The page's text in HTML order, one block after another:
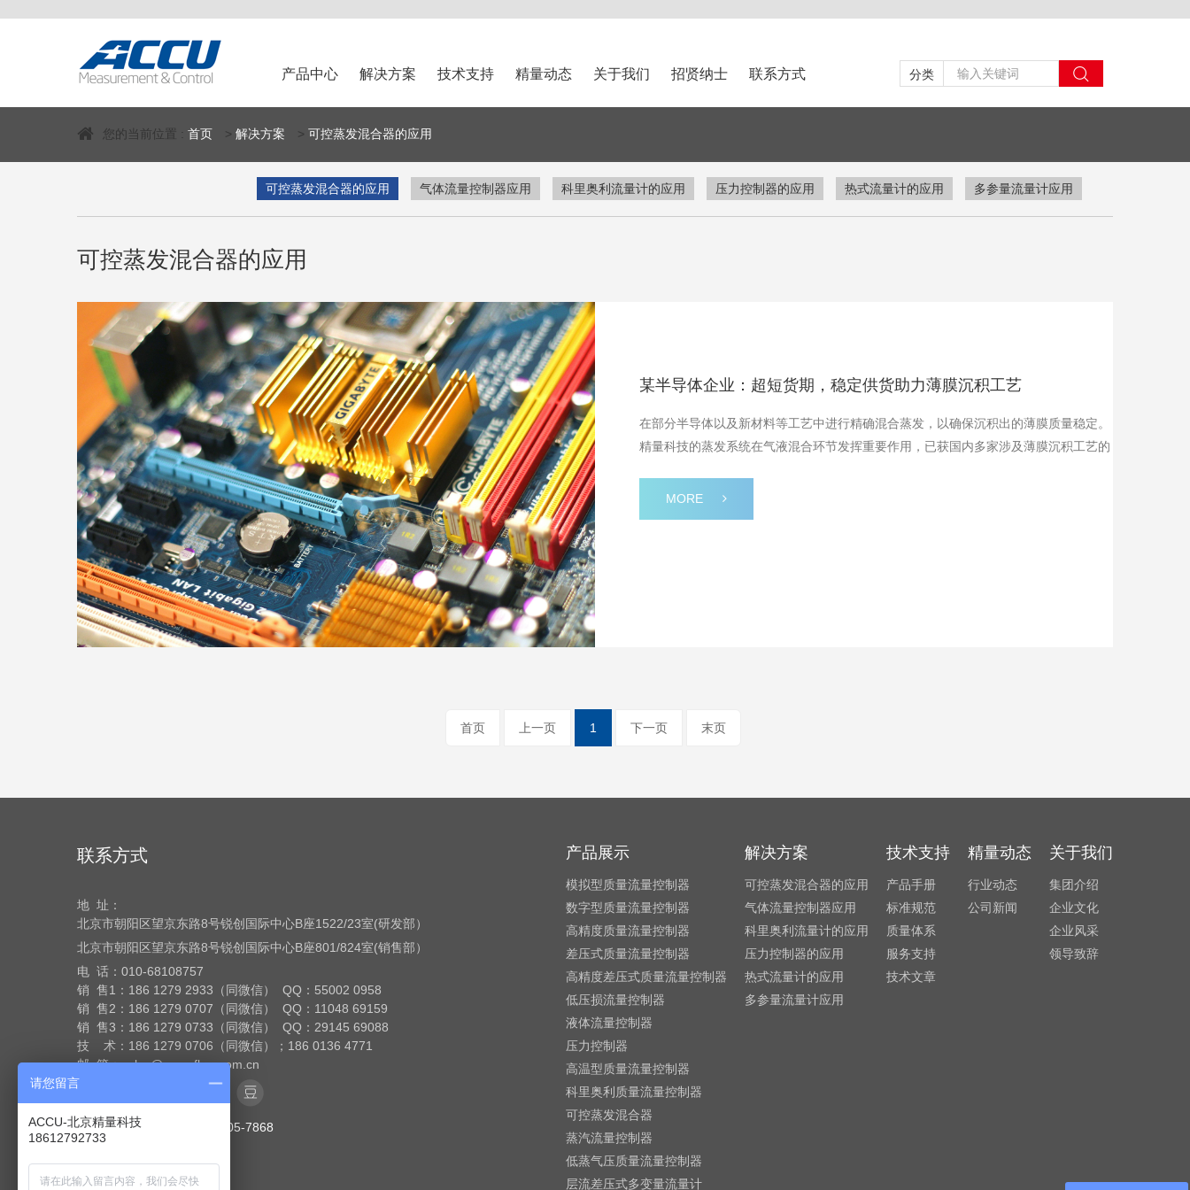
产品中心 解决方案 技术支持 精量动态 关于我们 招贤纳士 联系方式 分类
您的当前位置 : 首页 > 解决方案 > 可控蒸发混合器的应用
可控蒸发混合器的应用 气体流量控制器应用 科里奥利流量计的应用 压力控制器的应用 热式流量计的应用 多参量流量计应用
可控蒸发混合器的应用
某半导体企业：超短货期，稳定供货助力薄膜沉积工艺
在部分半导体以及新材料等工艺中进行精确混合蒸发，以确保沉积出的薄膜质量稳定。
精量科技的蒸发系统在气液混合环节发挥重要作用，已获国内多家涉及薄膜沉积工艺的
MORE
首页 上一页 1 下一页 末页
联系方式
地 址：
北京市朝阳区望京东路8号锐创国际中心B座1522/23室(研发部）
北京市朝阳区望京东路8号锐创国际中心B座801/824室(销售部）
电 话： 010-68108757
销 售1：186 1279 2933（同微信） QQ：55002 0958
销 售2：186 1279 0707（同微信） QQ：11048 69159
销 售3：186 1279 0733（同微信） QQ：29145 69088
技 术：186 1279 0706（同微信）；186 0136 4771
邮 箱：sales@accu-flow.com.cn
全国销售热线：400-005-7868
产品展示
模拟型质量流量控制器
数字型质量流量控制器
高精度质量流量控制器
差压式质量流量控制器
高精度差压式质量流量控制器
低压损流量控制器
液体流量控制器
压力控制器
高温型质量流量控制器
科里奥利质量流量控制器
可控蒸发混合器
蒸汽流量控制器
低蒸气压质量流量控制器
层流差压式多变量流量计
解决方案
可控蒸发混合器的应用
气体流量控制器应用
科里奥利流量计的应用
压力控制器的应用
热式流量计的应用
多参量流量计应用
技术支持
产品手册
标准规范
质量体系
服务支持
技术文章
精量动态
行业动态
公司新闻
关于我们
集团介绍
企业文化
企业风采
领导致辞
请您留言
ACCU-北京精量科技
18612792733